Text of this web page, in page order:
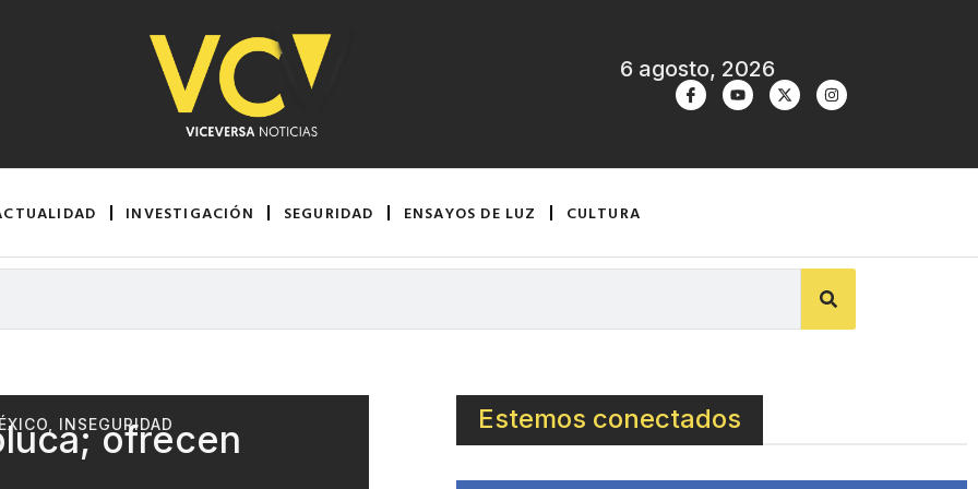
6 agosto, 2026
INVESTIGACIÓN SEGURIDAD ENSAYOS DE LUZ CULTURA
INSEGURIDAD
ofrecen
Estemos conectados